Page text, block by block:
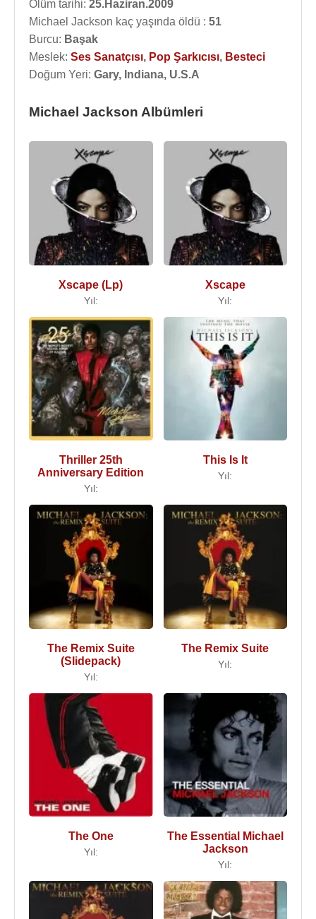
Ölüm tarihi: 25.Haziran.2009
Michael Jackson kaç yaşında öldü : 51
Burcu: Başak
Meslek: Ses Sanatçısı, Pop Şarkıcısı, Besteci
Doğum Yeri: Gary, Indiana, U.S.A
Michael Jackson Albümleri
Xscape (Lp)
Yıl:
Xscape
Yıl:
Thriller 25th
Anniversary Edition
Yıl:
This Is It
Yıl:
The Remix Suite
(Slidepack)
Yıl:
The Remix Suite
Yıl:
The One
Yıl:
The Essential Michael
Jackson
Yıl: